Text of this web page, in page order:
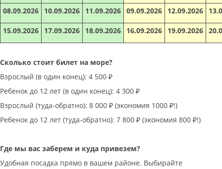
08.09.2026 10.09.2026 11.09.2026 09.09.2026 12.09.2026
15.09.2026 17.09.2026 18.09.2026 16.09.2026 19.09.2026
Сколько стоит билет на море?
Взрослый (в один конец): 4 500 ₽
Ребенок до 12 лет (в один конец): 4 300 ₽
Взрослый (туда-обратно): 8 000 ₽ (экономия 1000 ₽!)
Ребенок до 12 лет (туда-обратно): 7 800 ₽ (экономия 800 ₽!)
Где мы вас заберем и куда привезем?
Удобная посадка прямо в вашем районе. Выбирайте